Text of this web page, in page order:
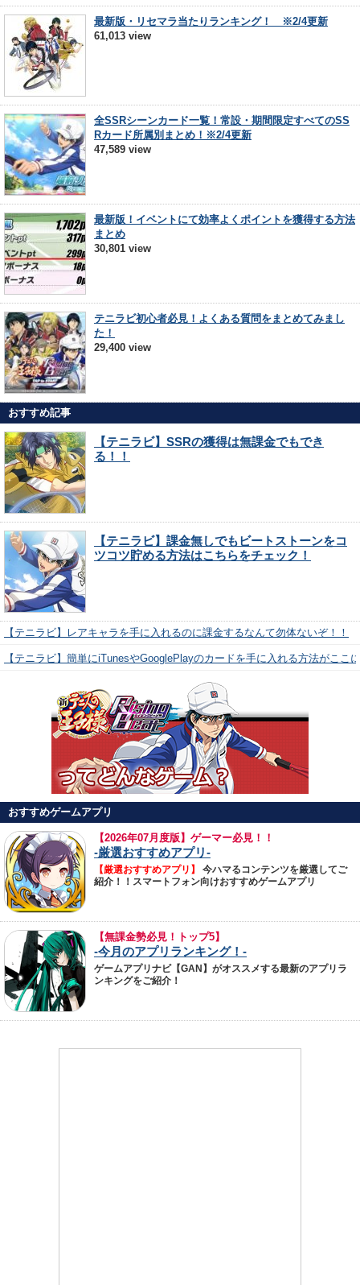
最新版・リセマラ当たりランキング！ ※2/4更新
61,013 view
全SSRシーンカード一覧！常設・期間限定すべてのSS
Rカード所属別まとめ！※2/4更新
47,589 view
最新版！イベントにて効率よくポイントを獲得する方法
まとめ
30,801 view
テニラビ初心者必見！よくある質問をまとめてみまし
た！
29,400 view
おすすめ記事
【テニラビ】SSRの獲得は無課金でもでき
る！！
【テニラビ】課金無しでもビートストーンをコ
ツコツ貯める方法はこちらをチェック！
【テニラビ】レアキャラを手に入れるのに課金するなんて勿体ないぞ！！
【テニラビ】簡単にiTunesやGooglePlayのカードを手に入れる方法がここ
おすすめゲームアプリ
【2026年07月度版】ゲーマー必見！！
-厳選おすすめアプリ-
【厳選おすすめアプリ】
今ハマるコンテンツを厳選してご
紹介！！スマートフォン向けおすすめゲームアプリ
【無課金勢必見！トップ5】
-今月のアプリランキング！-
ゲームアプリナビ【GAN】がオススメする最新のアプリラ
ンキングをご紹介！